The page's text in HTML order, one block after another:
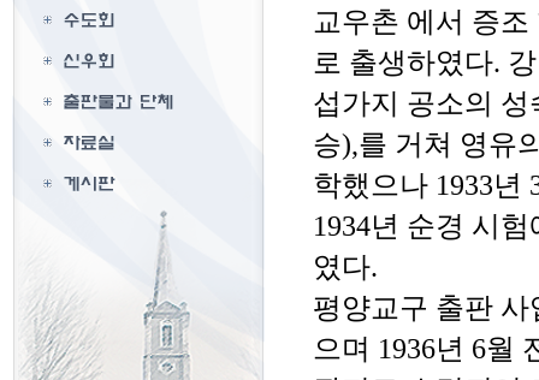
교우촌 에서 증
로 출생하였다.
섭가지 공소의
승),를 거쳐 영유
학했으나 1933년
1934년 순경 시
였다.
평양교구 출판
으며 1936년 6월